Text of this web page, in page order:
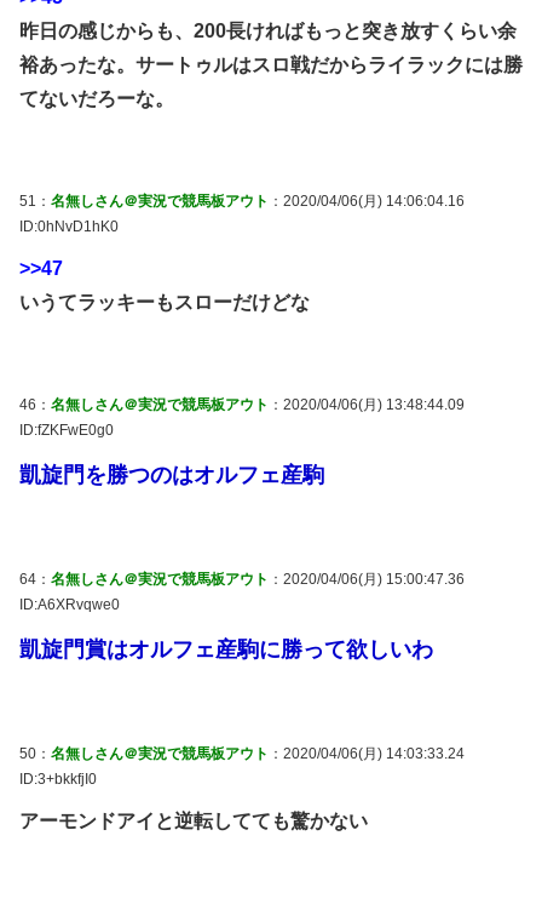
昨日の感じからも、200長ければもっと突き放すくらい余
裕あったな。サートゥルはスロ戦だからライラックには勝
てないだろーな。
51： 名無しさん＠実況で競馬板アウト ：2020/04/06(月) 14:06:04.16
ID:0hNvD1hK0
>>47
いうてラッキーもスローだけどな
46： 名無しさん＠実況で競馬板アウト ：2020/04/06(月) 13:48:44.09
ID:fZKFwE0g0
凱旋門を勝つのはオルフェ産駒
64： 名無しさん＠実況で競馬板アウト ：2020/04/06(月) 15:00:47.36
ID:A6XRvqwe0
凱旋門賞はオルフェ産駒に勝って欲しいわ
50： 名無しさん＠実況で競馬板アウト ：2020/04/06(月) 14:03:33.24
ID:3+bkkfjI0
アーモンドアイと逆転してても驚かない